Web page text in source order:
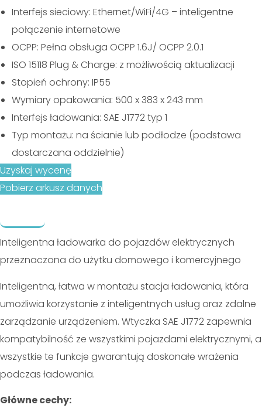
Interfejs sieciowy: Ethernet/WiFi/4G – inteligentne
połączenie internetowe
OCPP: Pełna obsługa OCPP 1.6J/ OCPP 2.0.1
ISO 15118 Plug & Charge: z możliwością aktualizacji
Stopień ochrony: IP55
Wymiary opakowania: 500 x 383 x 243 mm
Interfejs ładowania: SAE J1772 typ 1
Typ montażu: na ścianie lub podłodze (podstawa
dostarczana oddzielnie)
Uzyskaj wycenę
Pobierz arkusz danych
Inteligentna ładowarka do pojazdów elektrycznych
przeznaczona do użytku domowego i komercyjnego
Inteligentna, łatwa w montażu stacja ładowania, która
umożliwia korzystanie z inteligentnych usług oraz zdalne
zarządzanie urządzeniem. Wtyczka SAE J1772 zapewnia
kompatybilność ze wszystkimi pojazdami elektrycznymi, a
wszystkie te funkcje gwarantują doskonałe wrażenia
podczas ładowania.
Główne cechy: